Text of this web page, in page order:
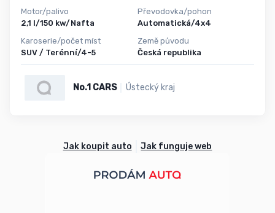
Motor/palivo
2,1 l/150 kw/Nafta
Karoserie/počet míst
SUV / Terénní/4-5
Převodovka/pohon
Automatická/4x4
Země původu
Česká republika
No.1 CARS Ústecký kraj
Jak koupit auto Jak funguje web